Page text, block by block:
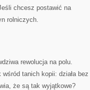
chcesz postawić na
rolniczych.
rewolucja na polu.
tanich kopii: działa bez
że są tak wyjątkowe?